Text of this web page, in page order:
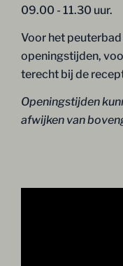
09.00 - 11.30 uur.
Voor het
openingstijden,
terecht bij de
Openingstijden
afwijken van